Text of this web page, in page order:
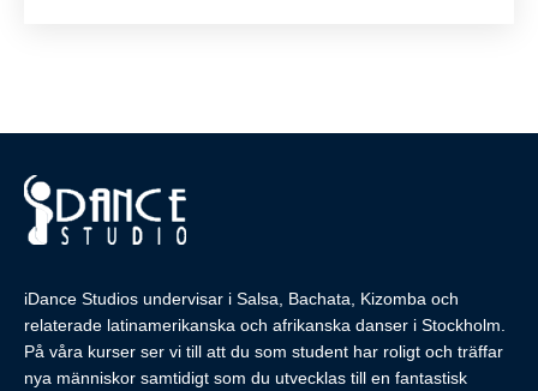
iDance Studios undervisar i Salsa, Bachata, Kizomba och
relaterade latinamerikanska och afrikanska danser i Stockholm.
På våra kurser ser vi till att du som student har roligt och träffar
nya människor samtidigt som du utvecklas till en fantastisk